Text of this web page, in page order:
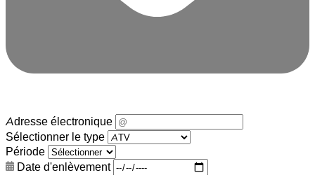
Adresse électronique
Sélectionner le type
Période
Date d'enlèvement